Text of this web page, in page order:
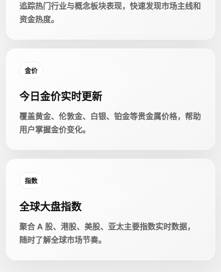
追踪热门行业与概念板块表现，快速发现市场主线和
资金热度。
金价
今日金价实时更新
覆盖黄金、伦敦金、白银、铂金等贵金属价格，帮助
用户掌握金价变化。
指数
全球大盘指数
聚合 A 股、港股、美股、亚太主要指数实时数据，
随时了解全球市场节奏。